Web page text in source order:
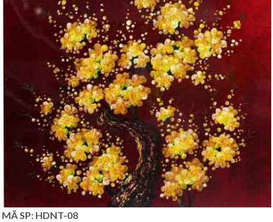
MÃ SP: HDNT-08